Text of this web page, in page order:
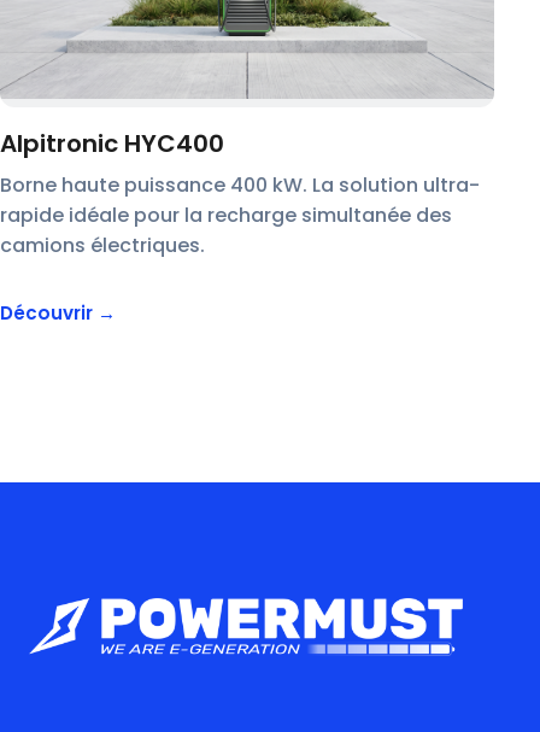
Alpitronic HYC400
Borne haute puissance 400 kW. La solution ultra-
rapide idéale pour la recharge simultanée des
camions électriques.
Découvrir →